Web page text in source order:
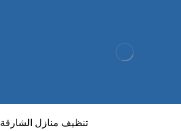
تنظيف منازل الشارقة